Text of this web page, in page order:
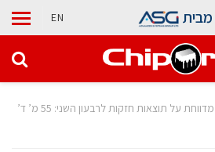
מבית EN
גילת מדווחת על תוצאות חזקות לרבעון השני: 55 מ’ ד’